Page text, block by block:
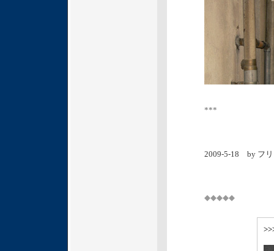
***
2009-5-18 by フ
◆◆◆◆◆